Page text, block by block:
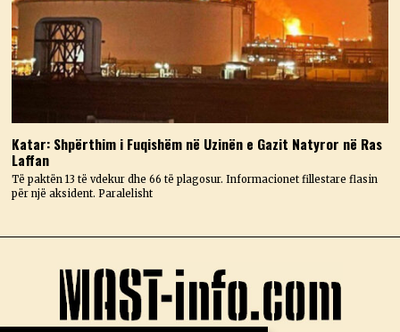
Katar: Shpërthim i Fuqishëm në Uzinën e Gazit Natyror në Ras
Laffan
Të paktën 13 të vdekur dhe 66 të plagosur. Informacionet fillestare flasin
për një aksident. Paralelisht